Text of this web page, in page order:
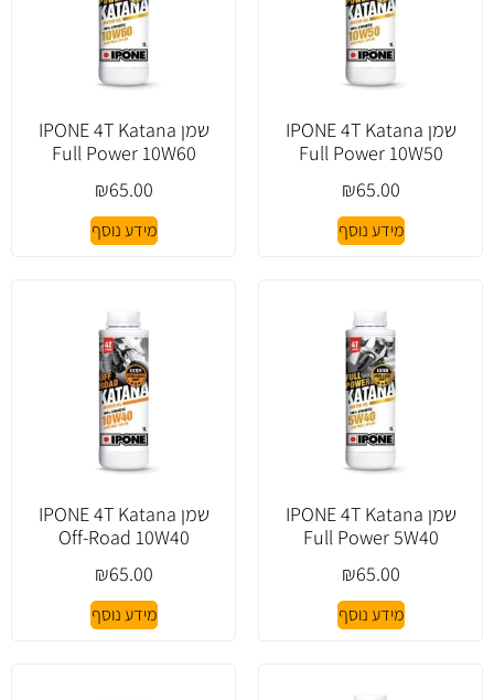
שמן IPONE 4T Katana
Full Power 10W50
₪65.00
מידע נוסף
שמן IPONE 4T Katana
Full Power 10W60
₪65.00
מידע נוסף
שמן IPONE 4T Katana
Full Power 5W40
₪65.00
מידע נוסף
שמן IPONE 4T Katana
Off-Road 10W40
₪65.00
מידע נוסף